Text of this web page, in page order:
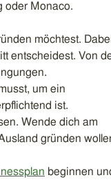
oder Monaco.
möchtest.
entscheidest. Von
um ein
ist.
Wende dich am
gründen
beginnen